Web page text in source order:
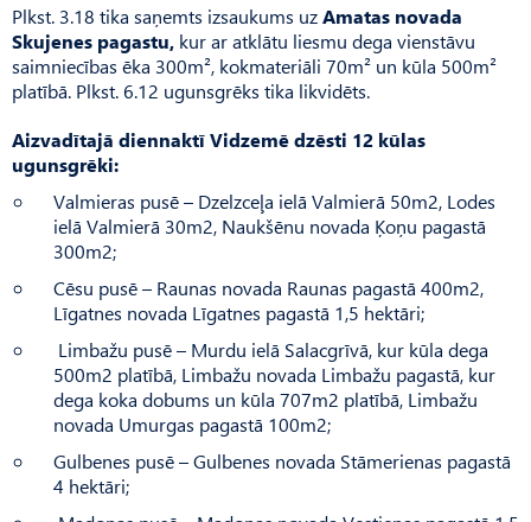
Plkst. 3.18 tika saņemts izsaukums uzAmatas novada
Skujenes pagastu, kur ar atklātu liesmu dega vienstāvu
saimniecības ēka 300m², kokmateriāli 70m² un kūla 500m²
platībā. Plkst. 6.12 ugunsgrēks tika likvidēts.
Aizvadītajā diennaktī Vidzemē dzēsti 12 kūlas
ugunsgrēki:
Valmieras pusē – Dzelzceļa ielā Valmierā 50m2, Lodes
ielā Valmierā 30m2, Naukšēnu novada Ķoņu pagastā
300m2;
Cēsu pusē – Raunas novada Raunas pagastā 400m2,
Līgatnes novada Līgatnes pagastā 1,5 hektāri;
Limbažu pusē – Murdu ielā Salacgrīvā, kur kūla dega
500m2 platībā, Limbažu novada Limbažu pagastā, kur
dega koka dobums un kūla 707m2 platībā, Limbažu
novada Umurgas pagastā 100m2;
Gulbenes pusē – Gulbenes novada Stāmerienas pagastā
4 hektāri;